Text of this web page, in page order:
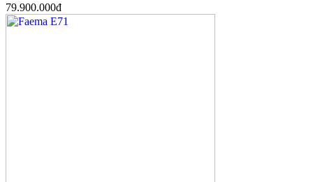
79.900.000đ